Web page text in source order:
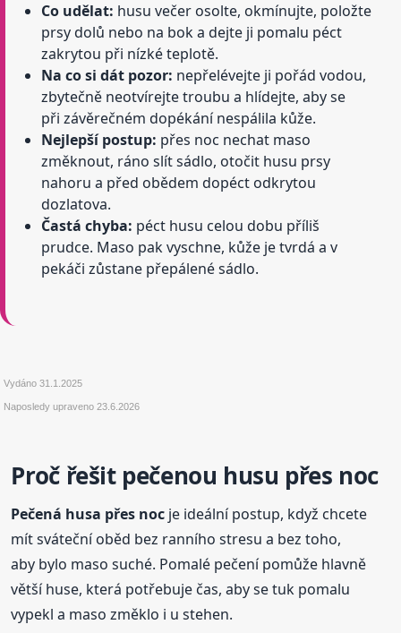
Co udělat: husu večer osolte, okmínujte, položte
prsy dolů nebo na bok a dejte ji pomalu péct
zakrytou při nízké teplotě.
Na co si dát pozor: nepřelévejte ji pořád vodou,
zbytečně neotvírejte troubu a hlídejte, aby se
při závěrečném dopékání nespálila kůže.
Nejlepší postup: přes noc nechat maso
změknout, ráno slít sádlo, otočit husu prsy
nahoru a před obědem dopéct odkrytou
dozlatova.
Častá chyba: péct husu celou dobu příliš
prudce. Maso pak vyschne, kůže je tvrdá a v
pekáči zůstane přepálené sádlo.
Vydáno31.1.2025
Naposledy upraveno23.6.2026
Proč řešit pečenou husu přes noc
Pečená husa přes noc je ideální postup, když chcete
mít sváteční oběd bez ranního stresu a bez toho,
aby bylo maso suché. Pomalé pečení pomůže hlavně
větší huse, která potřebuje čas, aby se tuk pomalu
vypekl a maso změklo i u stehen.